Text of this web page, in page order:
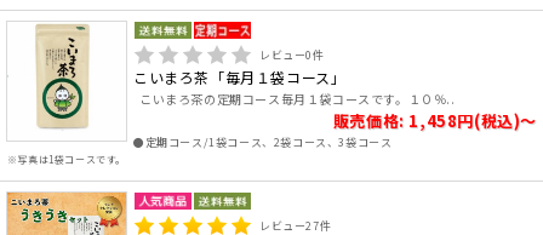
※写真は1袋コースです。
レビュー0件
こいまろ茶「毎月１袋コース」
こいまろ茶の定期コース毎月１袋コースです。１０％..
販売価格: 1,458円(税込)～
●定期コース/1袋コース、2袋コース、3袋コース
レビュー27件